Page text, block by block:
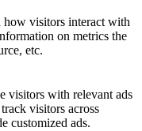
how visitors interact with
on metrics the
etc.
visitors with relevant ads
visitors across
customized ads.